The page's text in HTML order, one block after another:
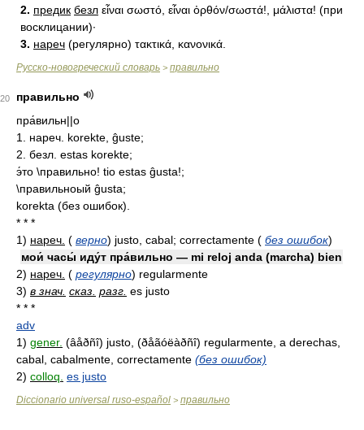
2. предик безл εἶναι σωστό, εἶναι ὀρθόν/σωστά!, μάλιστα! (при
восклицании)·
3. нареч (регулярно) τακτικά, κανονικά.
Русско-новогреческий словарь > правильно
20
правильно
пра́вильн||о
1. нареч. korekte, ĝuste;
2. безл. estas korekte;
э́то \правильно! tio estas ĝusta!;
\правильноый ĝusta;
korekta (без ошибок).
* * *
1) нареч. ( верно) justo, cabal; correctamente ( без ошибок)
мои́ часы́ иду́т пра́вильно — mi reloj anda (marcha) bien
2) нареч. ( регулярно) regularmente
3) в знач. сказ. разг. es justo
* * *
adv
1) gener. (âåðñî) justo, (ðåãóëàðñî) regularmente, a derechas,
cabal, cabalmente, correctamente (без ошибок)
2) colloq. es justo
Diccionario universal ruso-español > правильно